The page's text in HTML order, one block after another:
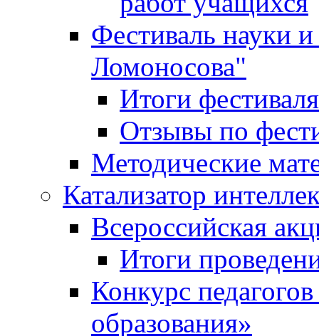
Фестиваль науки
Ломоносова"
Итоги фестиваля
Отзывы по
Методические
Катализатор
Всероссийская
Итоги
Конкурс
образования»